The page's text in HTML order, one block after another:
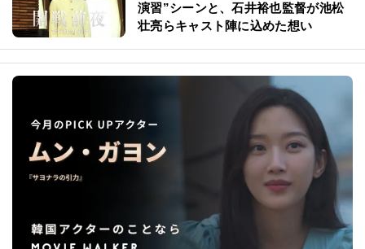
演習”シーンと、石井裕也監督が池松
壮亮らキャスト陣に込めた想い